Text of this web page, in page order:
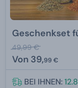
Geschenkset
49,99 €
Von 39,99 €
BEI IHNEN: